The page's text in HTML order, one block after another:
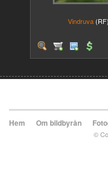
Vindruva (RF)
Hem Om bildbyrån
©